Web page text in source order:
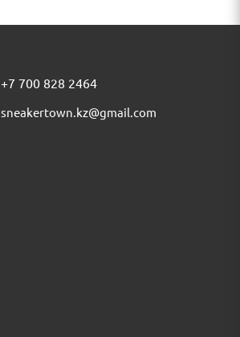
+7 700 828 2464
sneakertown.kz@gmail.com